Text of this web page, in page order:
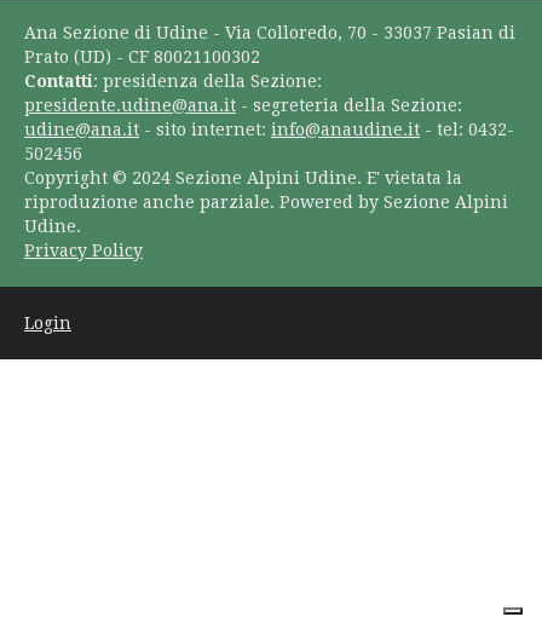
Ana Sezione di Udine - Via Colloredo, 70 - 33037 Pasian di
Prato (UD) - CF 80021100302
Contatti: presidenza della Sezione:
presidente.udine@ana.it - segreteria della Sezione:
udine@ana.it - sito internet: info@anaudine.it - tel: 0432-
502456
Copyright © 2024 Sezione Alpini Udine. E' vietata la
riproduzione anche parziale. Powered by Sezione Alpini
Udine.
Privacy Policy
Login